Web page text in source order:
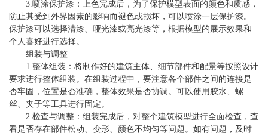
3.喷涂保护漆：上色完成后，为了保护模型表面的颜色和质感，
防止其受到外界因素的影响而褪色或损坏，可以喷涂一层保护漆。
保护漆可以选择清漆、哑光漆或亮光漆等，根据模型的展示效果和
个人喜好进行选择。
组装与调整
1.整体组装：将制作好的建筑主体、细节部件和配景等按照设计
要求进行整体组装。在组装过程中，要注意各个部件之间的连接是
否牢固，位置是否准确，整体效果是否协调。可以使用胶水、螺
丝、夹子等工具进行固定。
2.检查与调整：组装完成后，对整个建筑模型进行全面检查，查
看是否存在部件松动、变形、颜色不均匀等问题。如有问题，及时